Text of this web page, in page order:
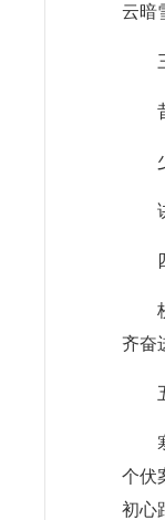
云暗
齐奋
个伏
初心